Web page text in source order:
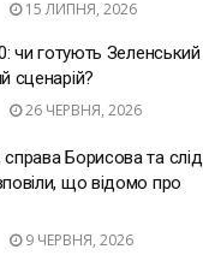
15 ЛИПНЯ, 2026
чи готують Зеленський
сценарій?
26 ЧЕРВНЯ, 2026
Борисова та слід
що відомо про
9 ЧЕРВНЯ, 2026